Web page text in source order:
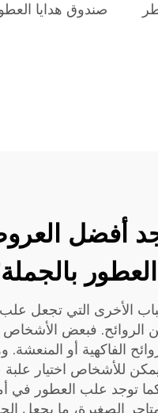
صندوق هدايا
أفضل
الأخرى التي تجعل علب
الروائح. فبعض الأشخاص
الفاكهية أو
للأشخاص اختيار
توجد علب العطور في
الصغيرة، ما